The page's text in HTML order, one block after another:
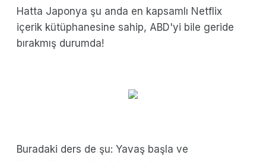
Hatta Japonya şu anda en kapsamlı Netflix
içerik kütüphanesine sahip, ABD'yi bile geride
bırakmış durumda!
Buradaki ders de şu: Yavaş başla ve